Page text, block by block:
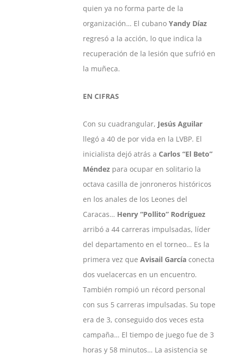
quien ya no forma parte de la
organización… El cubano Yandy Díaz
regresó a la acción, lo que indica la
recuperación de la lesión que sufrió en
la muñeca.
EN CIFRAS
Con su cuadrangular, Jesús Aguilar
llegó a 40 de por vida en la LVBP. El
inicialista dejó atrás a Carlos “El Beto”
Méndez para ocupar en solitario la
octava casilla de jonroneros históricos
en los anales de los Leones del
Caracas… Henry “Pollito” Rodríguez
arribó a 44 carreras impulsadas, líder
del departamento en el torneo… Es la
primera vez que Avisail García conecta
dos vuelacercas en un encuentro.
También rompió un récord personal
con sus 5 carreras impulsadas. Su tope
era de 3, conseguido dos veces esta
campaña… El tiempo de juego fue de 3
horas y 58 minutos… La asistencia se